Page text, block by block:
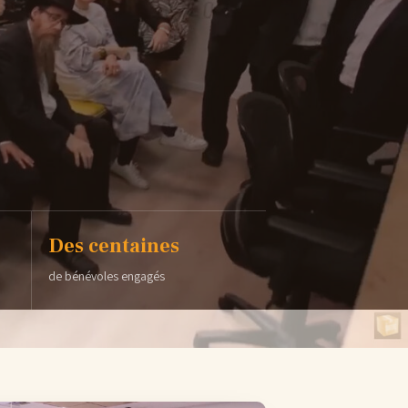
Des centaines
de bénévoles engagés